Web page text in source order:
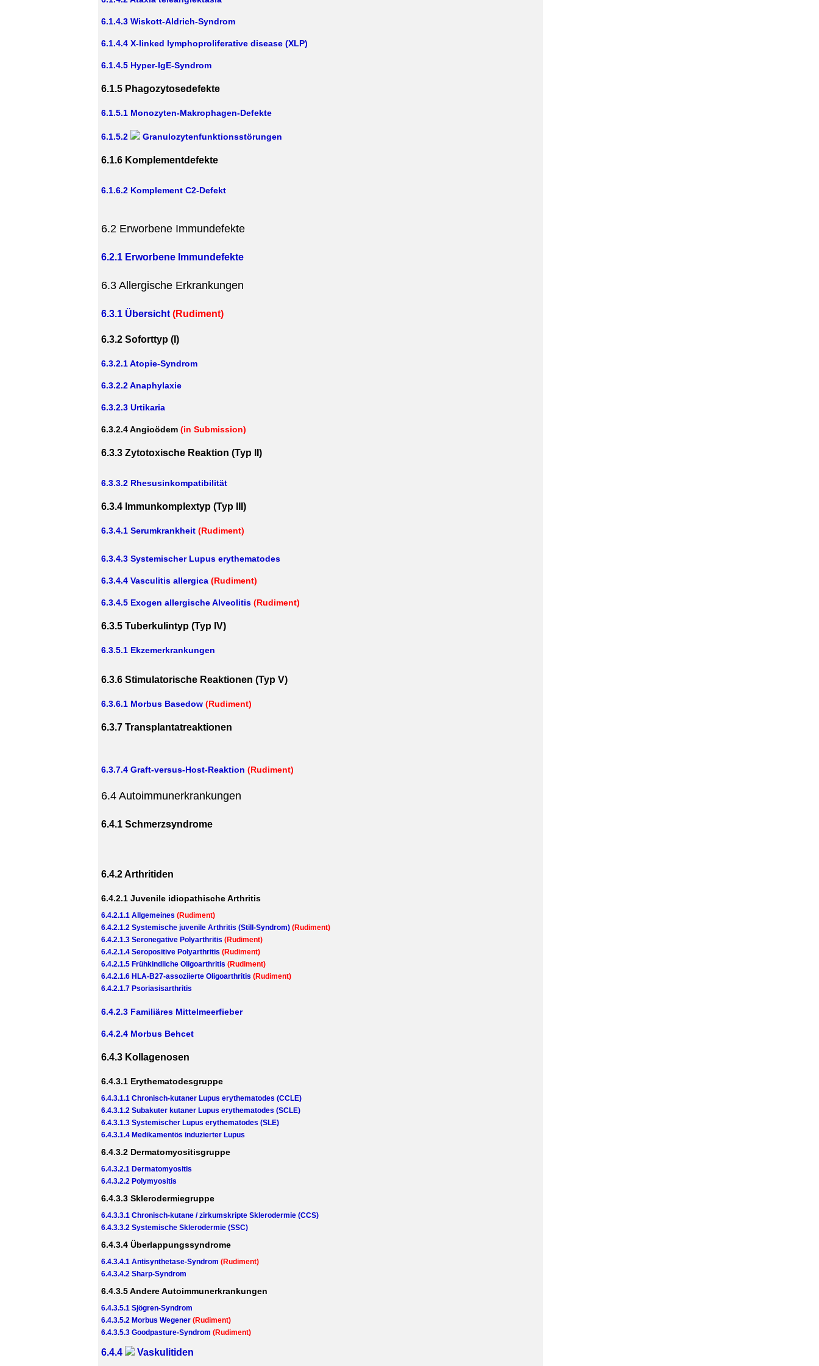
6.1.4.3 Wiskott-Aldrich-Syndrom
6.1.4.4 X-linked lymphoproliferative disease (XLP)
6.1.4.5 Hyper-IgE-Syndrom
6.1.5 Phagozytosedefekte
6.1.5.1 Monozyten-Makrophagen-Defekte
6.1.5.2 Granulozytenfunktionsstörungen
6.1.6 Komplementdefekte
6.1.6.2 Komplement C2-Defekt
6.2 Erworbene Immundefekte
6.2.1 Erworbene Immundefekte
6.3 Allergische Erkrankungen
6.3.1 Übersicht (Rudiment)
6.3.2 Soforttyp (I)
6.3.2.1 Atopie-Syndrom
6.3.2.2 Anaphylaxie
6.3.2.3 Urtikaria
6.3.2.4 Angioödem (in Submission)
6.3.3 Zytotoxische Reaktion (Typ II)
6.3.3.2 Rhesusinkompatibilität
6.3.4 Immunkomplextyp (Typ III)
6.3.4.1 Serumkrankheit (Rudiment)
6.3.4.3 Systemischer Lupus erythematodes
6.3.4.4 Vasculitis allergica (Rudiment)
6.3.4.5 Exogen allergische Alveolitis (Rudiment)
6.3.5 Tuberkulintyp (Typ IV)
6.3.5.1 Ekzemerkrankungen
6.3.6 Stimulatorische Reaktionen (Typ V)
6.3.6.1 Morbus Basedow (Rudiment)
6.3.7 Transplantatreaktionen
6.3.7.4 Graft-versus-Host-Reaktion (Rudiment)
6.4 Autoimmunerkrankungen
6.4.1 Schmerzsyndrome
6.4.2 Arthritiden
6.4.2.1 Juvenile idiopathische Arthritis
6.4.2.1.1 Allgemeines (Rudiment)
6.4.2.1.2 Systemische juvenile Arthritis (Still-Syndrom) (Rudiment)
6.4.2.1.3 Seronegative Polyarthritis (Rudiment)
6.4.2.1.4 Seropositive Polyarthritis (Rudiment)
6.4.2.1.5 Frühkindliche Oligoarthritis (Rudiment)
6.4.2.1.6 HLA-B27-assoziierte Oligoarthritis (Rudiment)
6.4.2.1.7 Psoriasisarthritis
6.4.2.3 Familiäres Mittelmeerfieber
6.4.2.4 Morbus Behcet
6.4.3 Kollagenosen
6.4.3.1 Erythematodesgruppe
6.4.3.1.1 Chronisch-kutaner Lupus erythematodes (CCLE)
6.4.3.1.2 Subakuter kutaner Lupus erythematodes (SCLE)
6.4.3.1.3 Systemischer Lupus erythematodes (SLE)
6.4.3.1.4 Medikamentös induzierter Lupus
6.4.3.2 Dermatomyositisgruppe
6.4.3.2.1 Dermatomyositis
6.4.3.2.2 Polymyositis
6.4.3.3 Sklerodermiegruppe
6.4.3.3.1 Chronisch-kutane / zirkumskripte Sklerodermie (CCS)
6.4.3.3.2 Systemische Sklerodermie (SSC)
6.4.3.4 Überlappungssyndrome
6.4.3.4.1 Antisynthetase-Syndrom (Rudiment)
6.4.3.4.2 Sharp-Syndrom
6.4.3.5 Andere Autoimmunerkrankungen
6.4.3.5.1 Sjögren-Syndrom
6.4.3.5.2 Morbus Wegener (Rudiment)
6.4.3.5.3 Goodpasture-Syndrom (Rudiment)
6.4.4 Vaskulitiden